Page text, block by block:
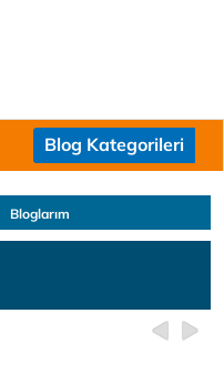
Blog Kategorileri
Bloglarım